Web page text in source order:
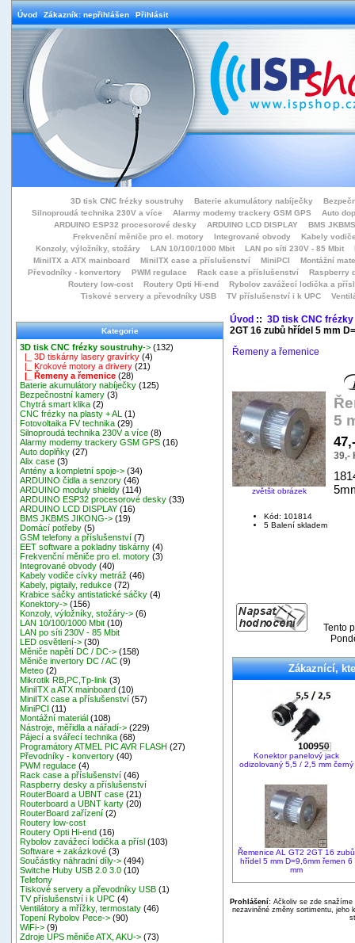
Úvod Zákazník: nepřihlášen Přihlásit
3D tisk CNC frézky soustruhy Baterie akumulátory nabíječky
Silnoproudá technika 230V a více
Alarmy modemy trackery GSM GPS
Auto
ARDUINO ESP32 procesorové desky
ARDUINO LCD DISPLAY
BMS
Frekvenční měniče pro el. motory
Integrované obvody
Kabely
Konzoly, výložníky, stožáry
LAN 10/100/1000 Mbit LAN po síti 230V - 85 Mbit
MiniITX a ATX mainboard
MiniITX case a příslušenství MiniPCI
Montážní
Převodníky - konvertory
PWM regulace Rack case a příslušenství
Raspberry
Routery low-cost
Routery Opti Hi-end
Rybolov zavážecí lodička a přísl
Tiskové servery a převodníky USB
TV příslušenství i k UPC
Kategorie
3D tisk CNC frézky soustruhy-> (132)
|_ 3D tiskárny lasery gravírky (4)
|_ Krokové motory a drivery (21)
|_ Řemeny a řemenice (28)
Baterie akumulátory nabíječky (125)
Bezpečnostní kamery (3)
Chytrá smart klika (2)
CNC frézky na plasty + AL
(1)
Fotovoltaika FV technika (29)
Silnoproudá technika 230V a více (8)
Alarmy modemy trackery GSM GPS (16)
Auto doplňky (27)
Alix case (3)
Antény a kompletní spoje-> (34)
ARDUINO čidla a senzory (46)
ARDUINO moduly shieldy (114)
ARDUINO ESP32 procesorové desky (33)
ARDUINO LCD DISPLAY (16)
BMS JKBMS JIKONG-> (19)
Domácí potřeby (5)
GSM telefony a příslušenství (7)
EET software a pokladny tiskárny (4)
Frekvenční měniče pro el. motory (3)
Integrované obvody (40)
Kabely vodiče cívky metráž (46)
Kabely, pigtaily, redukce (72)
Krabice sáčky antistatické sáčky (4)
Konektory-> (156)
Konzoly, výložníky, stožáry-> (6)
LAN 10/100/1000 Mbit (10)
LAN po síti 230V - 85 Mbit
LED osvětlení-> (30)
Měniče napětí DC / DC-> (158)
Měniče invertory DC / AC (9)
Meteo (2)
Mikrotik RB,PC,Tp-link (3)
MiniITX a ATX mainboard (10)
MiniITX case a příslušenství (57)
MiniPCI (11)
Montážní materiál (108)
Nástroje, měřidla a nářadí-> (229)
Pájecí a svářecí technika (68)
Programátory ATMEL PIC AVR FLASH (27)
Převodníky - konvertory (40)
PWM regulace (4)
Rack case a příslušenství (46)
Raspberry desky a příslušenství
RouterBoard a UBNT case (21)
Routerboard a UBNT karty (20)
RouterBoard zařízení (2)
Routery low-cost
Routery Opti Hi-end (16)
Rybolov zavážecí lodička a přísl (103)
Software + zakázkové (3)
Součástky náhradní díly-> (494)
Switche Huby USB 2.0 3.0 (10)
Telefony
Tiskové servery a převodníky USB (1)
TV příslušenství i k UPC (4)
Ventilátory a mřížky, termostaty (46)
Topení Rybolov Pece-> (90)
WiFi-> (9)
Zdroje UPS měniče ATX, AKU-> (73)
Úvod:: 3D tisk CNC
2GT 16 zubů hřídel 5 mm
Řemeny a řemenice
zvětšit obrázek
5
39,-
Kód: 101814
5 Balení skladem
Tento
Zákaznící,
Konektor panelový jack
odizolovaný 5,5 / 2,5 mm černý
Řemenice AL GT2 2GT 16 zubů
hřídel 5 mm D=9,6mm řemen 6
mm
Prohlášení:Ačkoliv se zde snažíme
nezaviněné změny sortimentu, jeho